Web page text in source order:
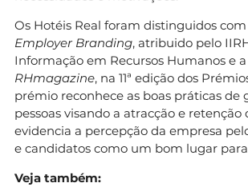
Os Hotéis Real foram distinguidos
Employer Branding, atribuido pelo
Informação em Recursos Humanos e
RHmagazine, na 11ª edição dos
prémio reconhece as boas práticas de
pessoas visando a atracção e retenção
evidencia a percepção da empresa
e candidatos como um bom lugar
Veja também: